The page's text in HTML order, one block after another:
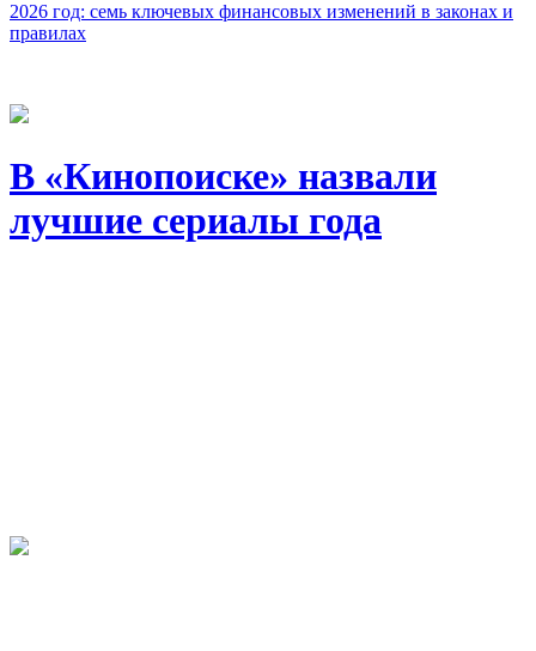
2026 год: семь ключевых финансовых изменений в законах и
правилах
В «Кинопоиске» назвали
лучшие сериалы года